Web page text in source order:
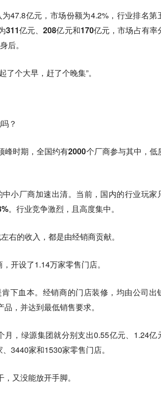
47.8亿元，市场份额为4.2%，行业排名第
311亿元、208亿元和170亿元，市场占有率
后。
个大早，赶了个晚集”。
？
峰时期，全国约有2000个厂商参与其中，低
小厂商加速出清。 当前，国内的行业玩家
。 行业竞争激烈，且高度集中。
右的收入，都是由经销商贡献。
开设了1.14万家零售门店。
下血本。经销商的门店装修，均由公司出
，并达到最低销售要求。
，绿源集团就分别支出0.55亿元、1.24亿
3440家和1530家零售门店。
又没能放开手脚。